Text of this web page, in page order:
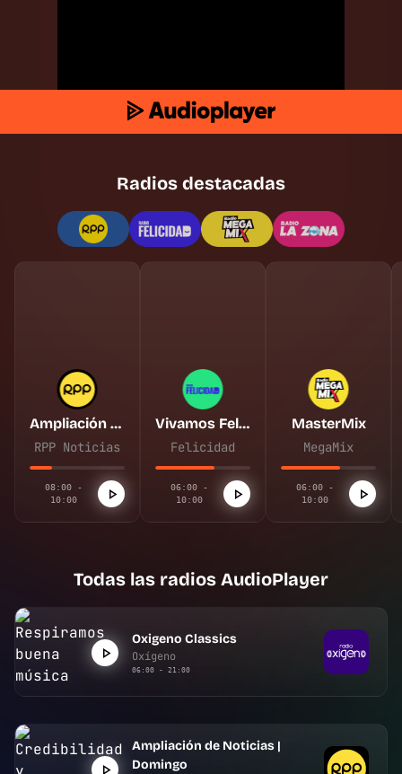
Radios destacadas
Ampliación de Noticias | Domingo
RPP Noticias
08:00 -
10:00
Vivamos Felices
Felicidad
06:00 -
10:00
MasterMix
MegaMix
06:00 -
10:00
Todas las radios AudioPlayer
Oxigeno Classics
Oxígeno
06:00 - 21:00
Ampliación de Noticias |
Domingo